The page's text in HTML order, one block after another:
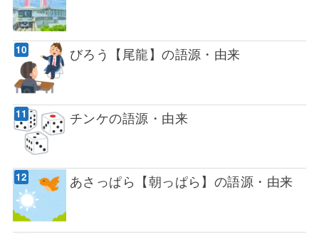
びろう【尾龍】の語源・由来
チンケの語源・由来
あさっぱら【朝っぱら】の語源・由来